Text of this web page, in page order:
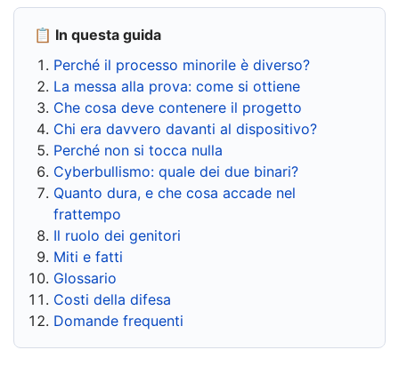
📋 In questa guida
Perché il processo minorile è diverso?
La messa alla prova: come si ottiene
Che cosa deve contenere il progetto
Chi era davvero davanti al dispositivo?
Perché non si tocca nulla
Cyberbullismo: quale dei due binari?
Quanto dura, e che cosa accade nel
frattempo
Il ruolo dei genitori
Miti e fatti
Glossario
Costi della difesa
Domande frequenti